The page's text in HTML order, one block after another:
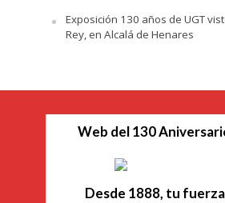
Exposición 130 años de UGT
Rey, en Alcalá de Henares
Web del 130
Desde 1888, tu